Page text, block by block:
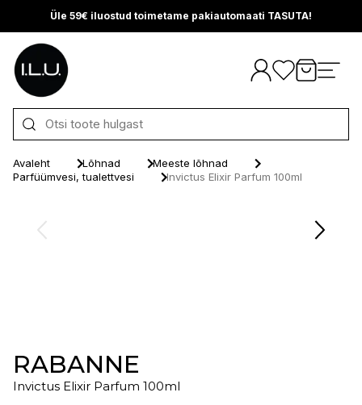
Üle 59€ iluostud toimetame pakiautomaati TASUTA!
Otse sisu juurde
Avaleht Lõhnad
Meeste lõhnad
Parfüümvesi, tualettvesi
Invictus Elixir Parfum 100ml
RABANNE
Invictus Elixir Parfum 100ml